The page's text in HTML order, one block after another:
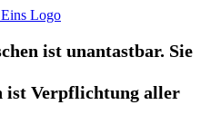
ist unantastbar. Sie
ist Verpflichtung aller